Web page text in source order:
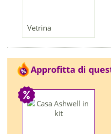
Vetrina
Approfitta di